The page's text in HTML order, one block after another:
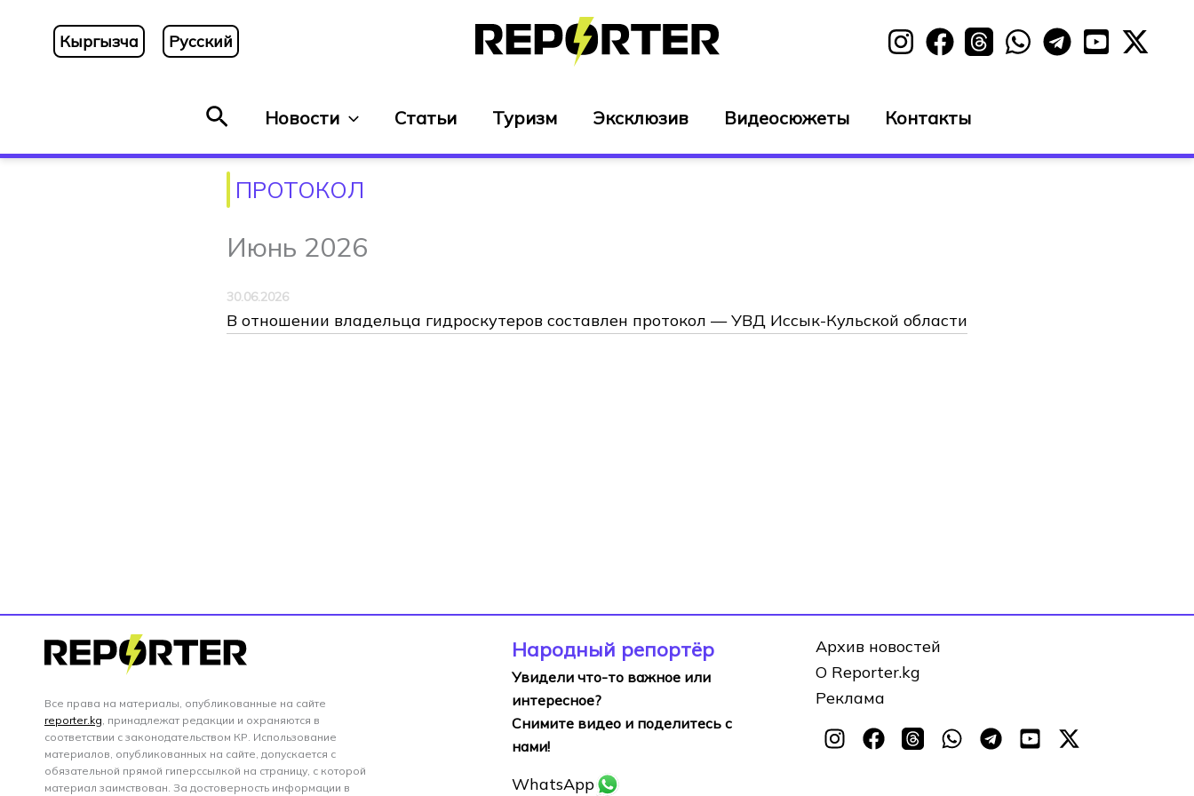
содержимому
Кыргызча Русский
ПоискНовости Статьи Туризм Эксклюзив Видеосюжеты Контакты
ПРОТОКОЛ
Июнь 2026
30.06.2026
В отношении владельца гидроскутеров составлен протокол — УВД Иссык-Кульской области
Все права на материалы, опубликованные на сайте
reporter.kg, принадлежат редакции и охраняются в
соответствии с законодательством КР. Использование
материалов, опубликованных на сайте, допускается с
обязательной прямой гиперссылкой на страницу, с которой
материал заимствован. За достоверность информации в
Народный репортёр
Увидели что-то важное или
интересное?
Снимите видео и поделитесь с
нами!
WhatsApp
Архив новостей
О Reporter.kg
Реклама